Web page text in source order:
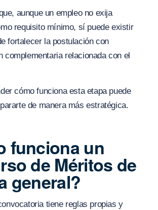
aunque un empleo no exija
requisito mínimo, sí puede existir
fortalecer la postulación con
complementaria relacionada con el
cómo funciona esta etapa puede
de manera más estratégica.
funciona un
de Méritos de
general?
tiene reglas propias y